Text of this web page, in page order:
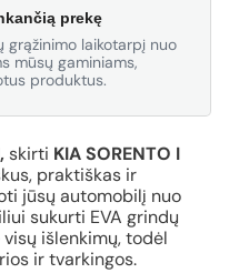
prekę
grąžinimo laikotarpį nuo
mūsų gaminiams,
produktus.
skirti KIA SORENTO I
praktiškas ir
jūsų automobilį nuo
sukurti EVA grindų
išlenkimų, todėl
ir tvarkingos.